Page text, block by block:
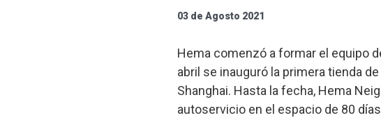
03 de Agosto 2021
Hema comenzó a formar el equipo
abril se inauguró la primera tienda
Shanghai. Hasta la fecha, Hema
autoservicio en el espacio de 80